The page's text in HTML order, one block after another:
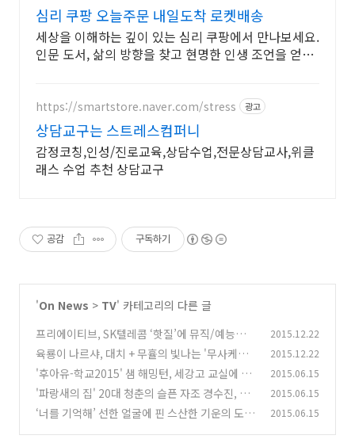
심리 쿠팡 오늘주문 내일도착 로켓배송
세상을 이해하는 깊이 있는 심리 쿠팡에서 만나보세요.
인문 도서, 삶의 방향을 찾고 현명한 인생 조언을 얻어
https://smartstore.naver.com/stress 광고
상담교구는 스트레스컴퍼니
감정코칭,인성/진로교육,상담수업,전문상담교사,위클
래스 수업 추천 상담교구
공감 구독하기
'On News > TV' 카테고리의 다른 글
프리에이티브, SK텔레콤 ‘핫질’에 뮤직/예능채널
오픈
(0)
2015.12.22
육룡이 나르샤, 대치 + 무휼의 빛나는 '무사케미'
(0)
2015.12.22
'후아유-학교2015' 샘 해밍턴, 세강고 교실에 떴
다? (0)
2015.06.15
'파랑새의 집' 20대 청춘의 슬픈 자조 경수진, 작
가의 꿈 포기하나 (0)
2015.06.15
‘너를 기억해’ 선한 얼굴에 핀 스산한 기운의 도경
2015.06.15